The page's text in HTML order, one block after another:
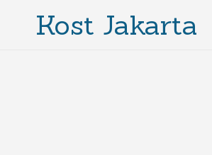
Kost Jakarta